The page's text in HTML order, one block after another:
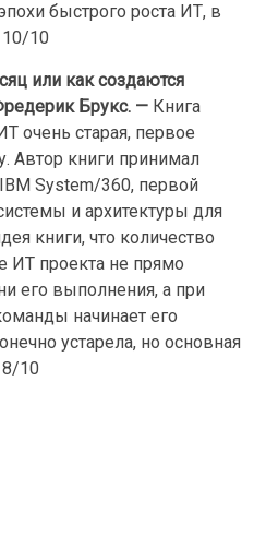
быстрого роста ИТ, в
10
или как создаются
Брукс. — Книга
очень старая, первое
Автор книги принимал
System/360, первой
и архитектуры для
книги, что количество
ИТ проекта не прямо
его выполнения, а при
начинает его
устарела, но основная
8/10